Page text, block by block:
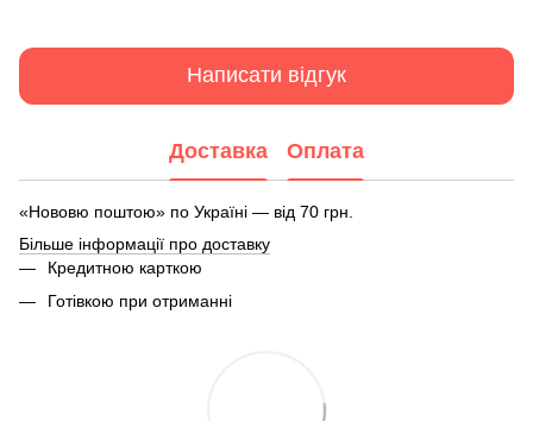
Написати відгук
Доставка Оплата
«Нововю поштою» по Україні — від 70 грн.
Більше інформації про доставку
Кредитною карткою
Готівкою при отриманні